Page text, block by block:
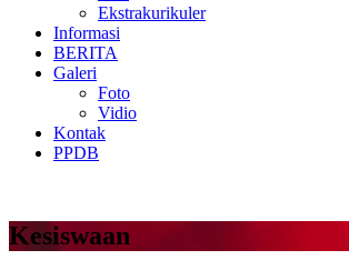
Ekstrakurikuler
Informasi
BERITA
Galeri
Foto
Vidio
Kontak
PPDB
Kesiswaan